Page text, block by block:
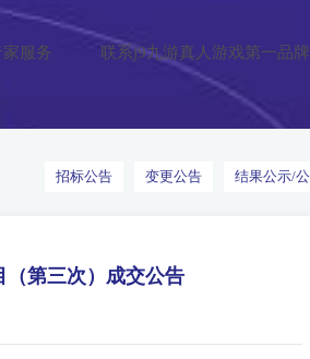
家服务 联系j9九游真人游戏第一品牌
招标公告 变更公告 结果公示/
（第三次）成交公告